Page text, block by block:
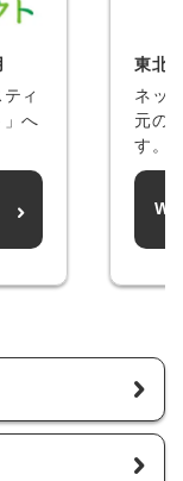
ィ
」へ
東北
ネッ
元の
す。
の許可なく投稿すること
ません